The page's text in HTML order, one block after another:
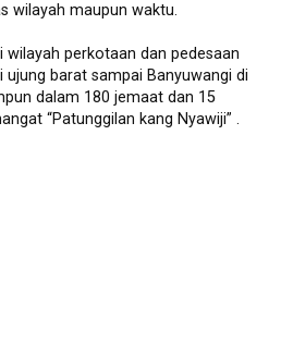
wilayah maupun waktu.
wilayah perkotaan dan pedesaan
barat sampai Banyuwangi di
dalam 180 jemaat dan 15
“Patunggilan kang Nyawiji” .